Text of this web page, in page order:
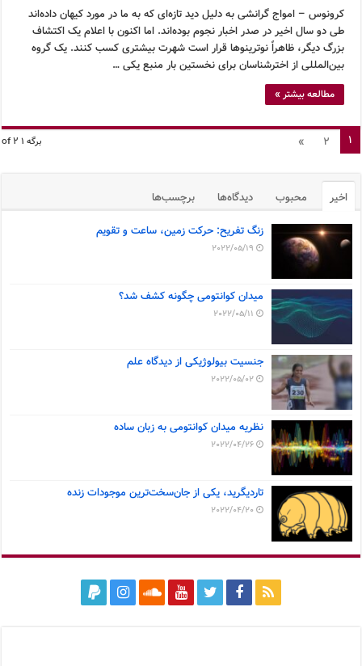
کرونوس – امواج گرانشی به دلیل دید تازه‌ای که به ما در مورد کیهان داده‌اند
طی دو سال اخیر در صدر اخبار نجوم بوده‌اند. اما اکنون با اعلام یک اکتشاف
بزرگ دیگر، ظاهراً نوترینوها قرار است شهرت بیشتری کسب کنند. یک گروه
بین‌المللی از اخترشناسان برای نخستین بار منبع یکی …
مطالعه بیشتر »
برگه 1 of 2 1
2
»
اخیر محبوب دیدگاه‌ها برچسب‌ها
زنگ تفریح: حرکت زمین، ساعت و تقویم
2022/05/19
میدان کوانتومی چگونه کشف شد؟
2022/05/11
جنسیت بیولوژیکی از دیدگاه علم
2022/05/02
نظریه میدان کوانتومی به زبان ساده
2022/04/26
تاردیگرید، یکی از جان‌سخت‌ترین موجودات زنده
2022/04/20